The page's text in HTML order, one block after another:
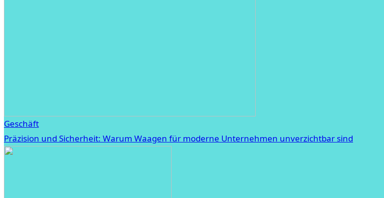
Geschäft
Präzision und Sicherheit: Warum Waagen für moderne Unternehmen unverzichtbar sind